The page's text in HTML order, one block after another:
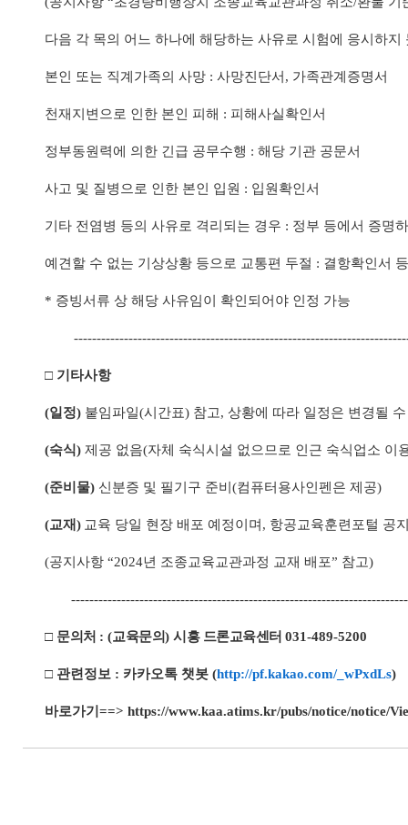
다음 각 목의 어느 하나에 해당하는 사유로 시험에 응시하
본인 또는 직계가족의 사망 : 사망진단서 , 가족관계증명서
천재지변으로 인한 본인 피해 : 피해사실확인서
정부동원력에 의한 긴급 공무수행 : 해당 기관 공문서
사고 및 질병으로 인한 본인 입원 : 입원확인서
기타 전염병 등의 사유로 격리되는 경우 : 정부 등에서 증명
예견할 수 없는 기상상황 등으로 교통편 두절 : 결항확인서
* 증빙서류 상 해당 사유임이 확인되어야 인정 가능
□ 기타사항
(일정) 붙임파일(시간표) 참고, 상황에 따라 일정은 변경될
(숙식) 제공 없음(자체 숙식시설 없으므로 인근 숙식업소 이
(준비물) 신분증 및 필기구 준비 (컴퓨터용사인펜은 제공)
(교재) 교육 당일 현장 배포 예정이며 , 항공교육훈련포털 공
(공지사항 “2024년 조종교육교관과정 교재 배포” 참고)
□ 문의처 : (교육문의) 시흥 드론교육센터 031-489-5200
□ 관련정보 : 카카오톡 챗봇 (http://pf.kakao.com/_wPxdLs)
바로가기==> https://www.kaa.atims.kr/pubs/notice/notice/